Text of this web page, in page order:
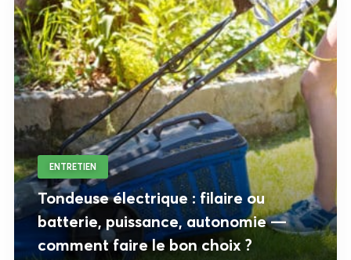
ENTRETIEN
Tondeuse électrique : filaire ou
batterie, puissance, autonomie —
comment faire le bon choix ?